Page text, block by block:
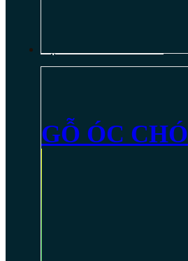
GỖ ÓC CHÓ